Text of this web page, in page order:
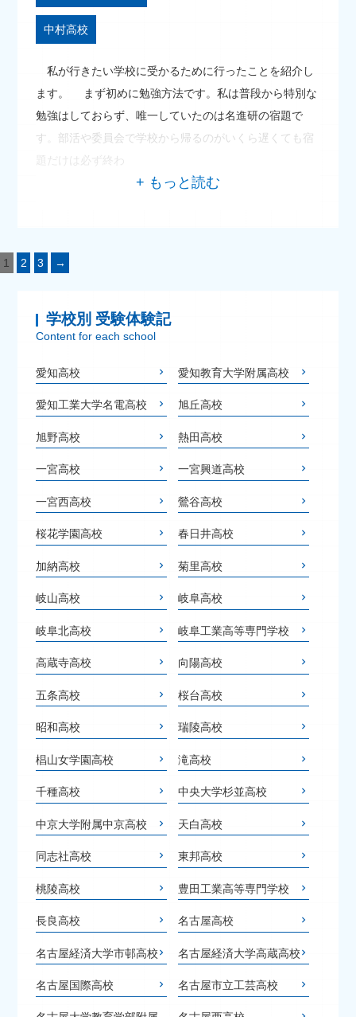
中村高校
私が行きたい学校に受かるために行ったことを紹介し
ます。 まず初めに勉強方法です。私は普段から特別な
勉強はしておらず、唯一していたのは名進研の宿題で
す。部活や委員会で学校から帰るのがいくら遅くても宿
題だけは必ず終わ
1 2 3 →
学校別 受験体験記
Content for each school
愛知高校 愛知教育大学附属高校
愛知工業大学名電高校 旭丘高校
旭野高校 熱田高校
一宮高校 一宮興道高校
一宮西高校 鶯谷高校
桜花学園高校 春日井高校
加納高校 菊里高校
岐山高校 岐阜高校
岐阜北高校 岐阜工業高等専門学校
高蔵寺高校 向陽高校
五条高校 桜台高校
昭和高校 瑞陵高校
椙山女学園高校 滝高校
千種高校 中央大学杉並高校
中京大学附属中京高校 天白高校
同志社高校 東邦高校
桃陵高校 豊田工業高等専門学校
長良高校 名古屋高校
名古屋経済大学市邨高校 名古屋経済大学高蔵高校
名古屋国際高校 名古屋市立工芸高校